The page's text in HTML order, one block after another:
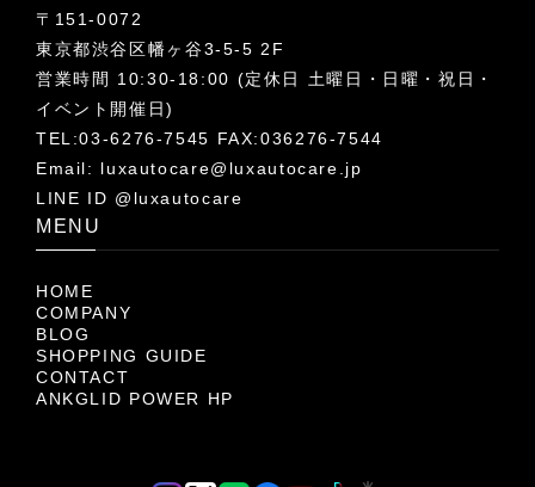
〒151-0072
東京都渋谷区幡ヶ谷3-5-5 2F
営業時間 10:30-18:00 (定休日 土曜日・日曜・祝日・
イベント開催日)
TEL:03-6276-7545 FAX:036276-7544
Email: luxautocare@luxautocare.jp
LINE ID @luxautocare
MENU
HOME
COMPANY
BLOG
SHOPPING GUIDE
CONTACT
ANKGLID POWER HP